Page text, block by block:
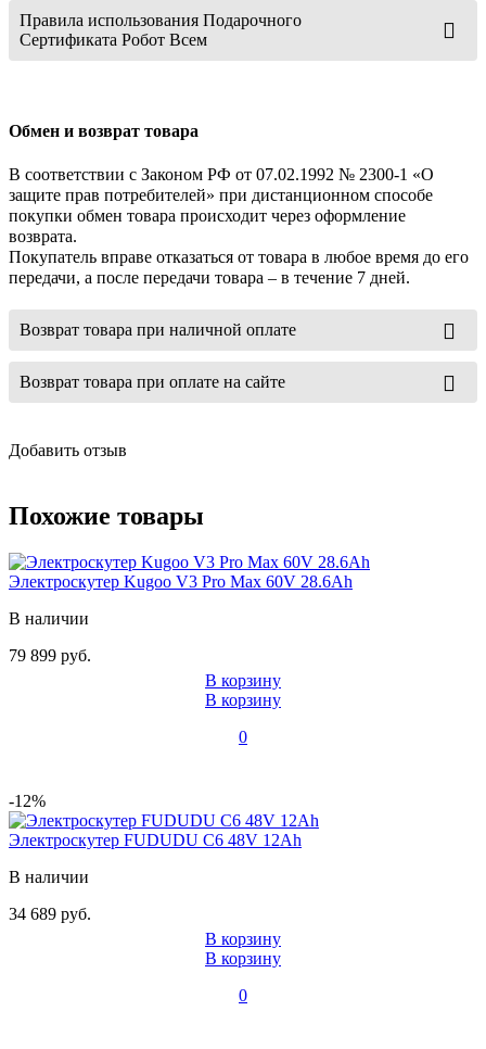
Правила использования Подарочного
Сертификата Робот Всем
Обмен и возврат товара
В соответствии с Законом РФ от 07.02.1992 № 2300-1 «О
защите прав потребителей» при дистанционном способе
покупки обмен товара происходит через оформление
возврата.
Покупатель вправе отказаться от товара в любое время до его
передачи, а после передачи товара – в течение 7 дней.
Возврат товара при наличной оплате
Возврат товара при оплате на сайте
Добавить отзыв
Похожие товары
Электроскутер Kugoo V3 Pro Max 60V 28.6Ah
В наличии
79 899 руб.
В корзину
В корзину
0
-12%
Электроскутер FUDUDU C6 48V 12Ah
В наличии
34 689 руб.
В корзину
В корзину
0